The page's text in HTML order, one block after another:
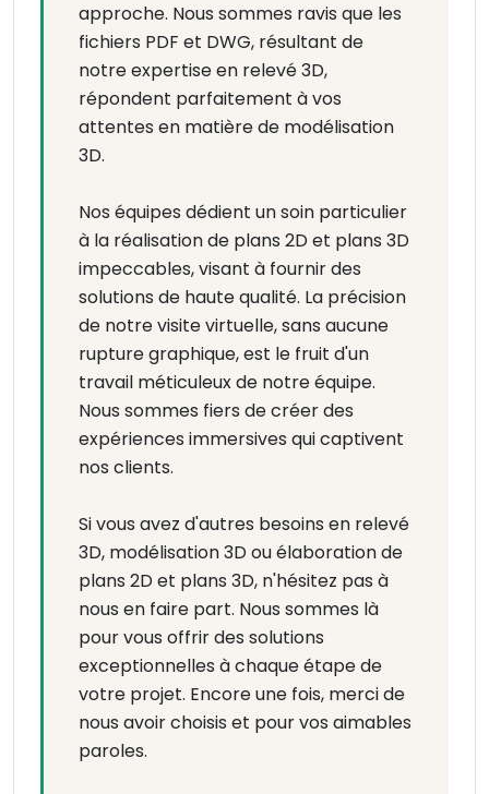
approche. Nous sommes ravis que les
fichiers PDF et DWG, résultant de
notre expertise en relevé 3D,
répondent parfaitement à vos
attentes en matière de modélisation
3D.
Nos équipes dédient un soin particulier
à la réalisation de plans 2D et plans 3D
impeccables, visant à fournir des
solutions de haute qualité. La précision
de notre visite virtuelle, sans aucune
rupture graphique, est le fruit d'un
travail méticuleux de notre équipe.
Nous sommes fiers de créer des
expériences immersives qui captivent
nos clients.
Si vous avez d'autres besoins en relevé
3D, modélisation 3D ou élaboration de
plans 2D et plans 3D, n'hésitez pas à
nous en faire part. Nous sommes là
pour vous offrir des solutions
exceptionnelles à chaque étape de
votre projet. Encore une fois, merci de
nous avoir choisis et pour vos aimables
paroles.